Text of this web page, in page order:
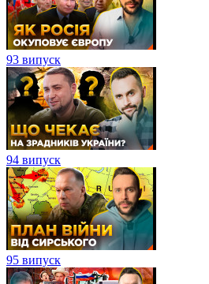
93 випуск
94 випуск
95 випуск